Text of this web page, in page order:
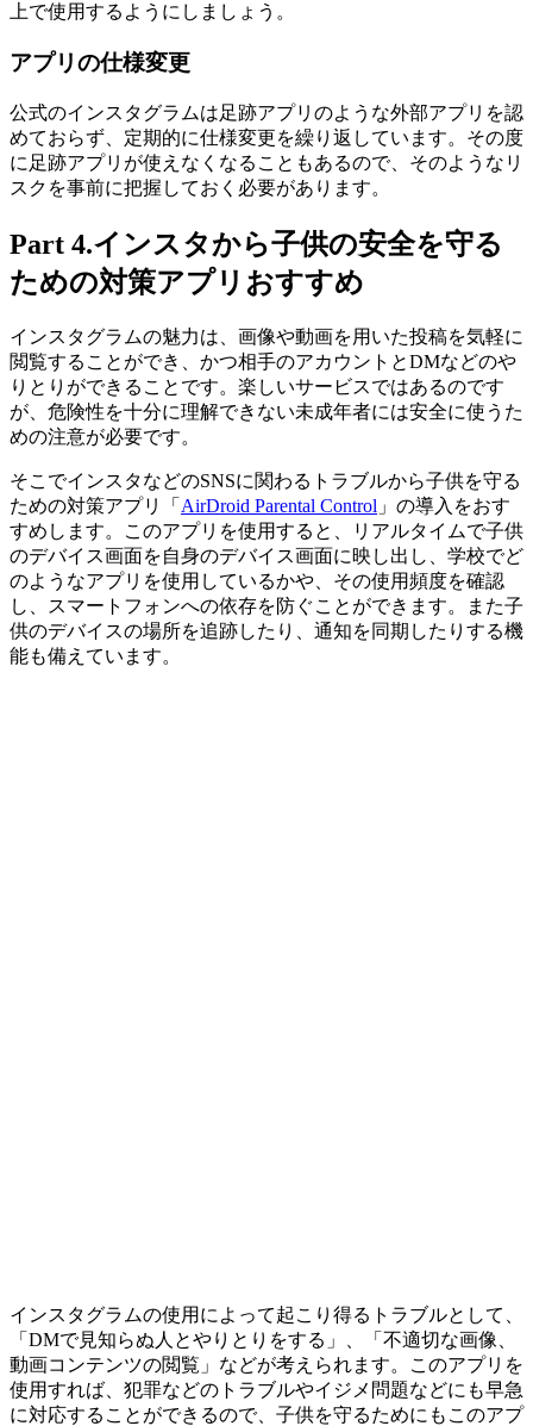
上で使用するようにしましょう。
アプリの仕様変更
公式のインスタグラムは足跡アプリのような外部アプリを認
めておらず、定期的に仕様変更を繰り返しています。その度
に足跡アプリが使えなくなることもあるので、そのようなリ
スクを事前に把握しておく必要があります。
Part 4.インスタから子供の安全を守る
ための対策アプリおすすめ
インスタグラムの魅力は、画像や動画を用いた投稿を気軽に
閲覧することができ、かつ相手のアカウントとDMなどのや
りとりができることです。楽しいサービスではあるのです
が、危険性を十分に理解できない未成年者には安全に使うた
めの注意が必要です。
そこでインスタなどのSNSに関わるトラブルから子供を守る
ための対策アプリ「 AirDroid Parental Control 」の導入をおす
すめします。このアプリを使用すると、リアルタイムで子供
のデバイス画面を自身のデバイス画面に映し出し、学校でど
のようなアプリを使用しているかや、その使用頻度を確認
し、スマートフォンへの依存を防ぐことができます。また子
供のデバイスの場所を追跡したり、通知を同期したりする機
能も備えています。
インスタグラムの使用によって起こり得るトラブルとして、
「DMで見知らぬ人とやりとりをする」、「不適切な画像、
動画コンテンツの閲覧」などが考えられます。このアプリを
使用すれば、犯罪などのトラブルやイジメ問題などにも早急
に対応することができるので、子供を守るためにもこのアプ